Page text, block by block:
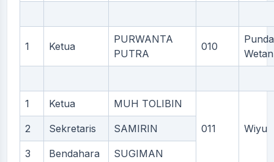
1 Ketua
PURWANTA
PUTRA
010
Wetan
1 Ketua MUH TOLIBIN
011 Wiyu
2 Sekretaris SAMIRIN
3 Bendahara SUGIMAN